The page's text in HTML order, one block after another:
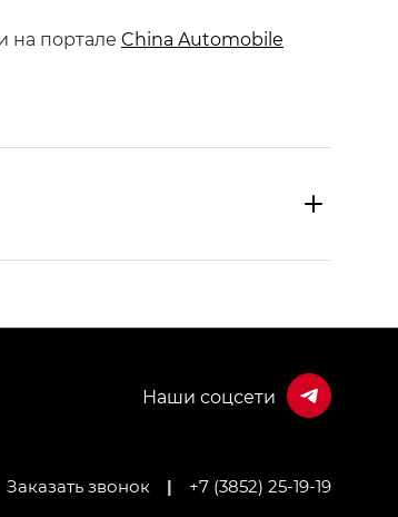
на портале China Automobile
Заказать звонок | +7 (3852) 25-19-19